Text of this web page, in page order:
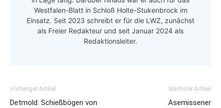
Westfalen-Blatt in Schloß Holte-Stukenbrock im
Einsatz. Seit 2023 schreibt er für die LWZ, zunächst
als Freier Redakteur und seit Januar 2024 als
Redaktionsleiter.
Vorheriger Artikel
Detmold: Schießbögen von
Nächster Artikel
Asemissener